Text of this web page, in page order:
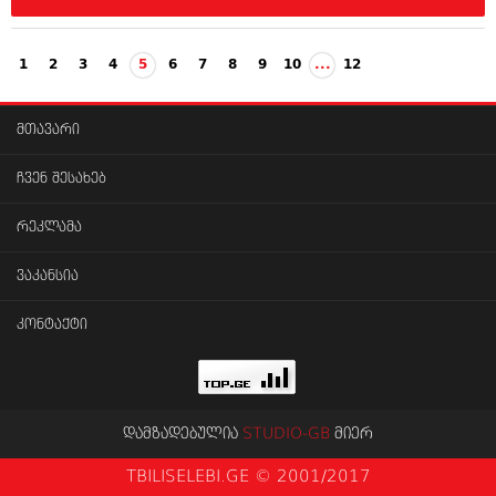
1 2 3 4 5 6 7 8 9 10 ... 12
მთავარი
ჩვენ შესახებ
რეკლამა
ვაკანსია
კონტაქტი
დამზადებულია STUDIO-GB მიერ
TBILISELEBI.GE © 2001/2017